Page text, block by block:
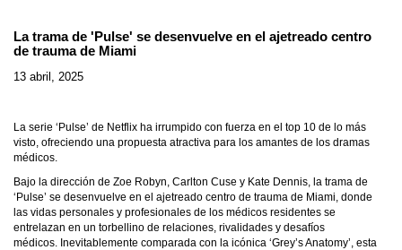
La trama de 'Pulse' se desenvuelve en el ajetreado centro
de trauma de Miami
13 abril, 2025
La serie ‘Pulse’ de Netflix ha irrumpido con fuerza en el top 10 de lo más
visto, ofreciendo una propuesta atractiva para los amantes de los dramas
médicos.
Bajo la dirección de Zoe Robyn, Carlton Cuse y Kate Dennis, la trama de
‘Pulse’ se desenvuelve en el ajetreado centro de trauma de Miami, donde
las vidas personales y profesionales de los médicos residentes se
entrelazan en un torbellino de relaciones, rivalidades y desafíos
médicos. Inevitablemente comparada con la icónica ‘Grey’s Anatomy’, esta